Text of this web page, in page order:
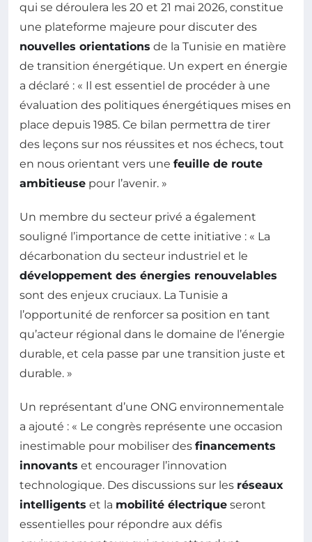
qui se déroulera les 20 et 21 mai 2026, constitue
une plateforme majeure pour discuter des
nouvelles orientations de la Tunisie en matière
de transition énergétique. Un expert en énergie
a déclaré : « Il est essentiel de procéder à une
évaluation des politiques énergétiques mises en
place depuis 1985. Ce bilan permettra de tirer
des leçons sur nos réussites et nos échecs, tout
en nous orientant vers une feuille de route
ambitieuse pour l’avenir. »
Un membre du secteur privé a également
souligné l’importance de cette initiative : « La
décarbonation du secteur industriel et le
développement des énergies renouvelables
sont des enjeux cruciaux. La Tunisie a
l’opportunité de renforcer sa position en tant
qu’acteur régional dans le domaine de l’énergie
durable, et cela passe par une transition juste et
durable. »
Un représentant d’une ONG environnementale
a ajouté : « Le congrès représente une occasion
inestimable pour mobiliser des financements
innovants et encourager l’innovation
technologique. Des discussions sur les réseaux
intelligents et la mobilité électrique seront
essentielles pour répondre aux défis